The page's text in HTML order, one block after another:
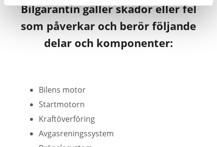
Bilgarantin gäller skador eller fel
som påverkar och berör följande
delar och komponenter:
Bilens motor
Startmotorn
Kraftöverföring
Avgasreningssystem